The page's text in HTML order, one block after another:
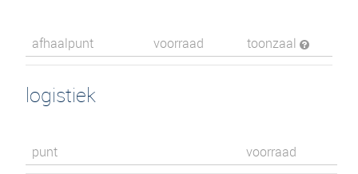
afhaalpunt voorraad toonzaal
logistiek
punt voorraad